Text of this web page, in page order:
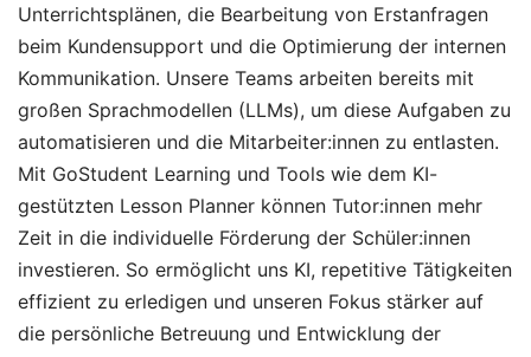
Unterrichtsplänen, die Bearbeitung von Erstanfragen
beim Kundensupport und die Optimierung der internen
Kommunikation. Unsere Teams arbeiten bereits mit
großen Sprachmodellen (LLMs), um diese Aufgaben zu
automatisieren und die Mitarbeiter:innen zu entlasten.
Mit GoStudent Learning und Tools wie dem KI-
gestützten Lesson Planner können Tutor:innen mehr
Zeit in die individuelle Förderung der Schüler:innen
investieren. So ermöglicht uns KI, repetitive Tätigkeiten
effizient zu erledigen und unseren Fokus stärker auf
die persönliche Betreuung und Entwicklung der